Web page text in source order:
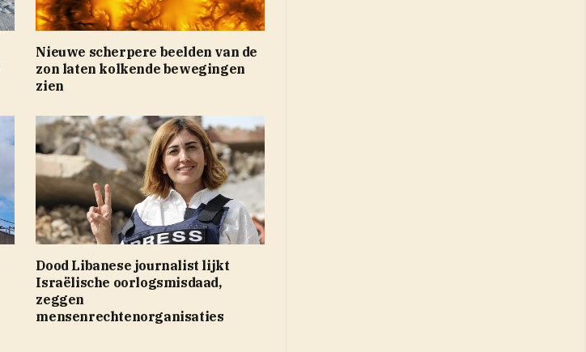
Nieuwe scherpere beelden van de
zon laten kolkende bewegingen
zien
Dood Libanese journalist lijkt
Israëlische oorlogsmisdaad,
zeggen
mensenrechtenorganisaties